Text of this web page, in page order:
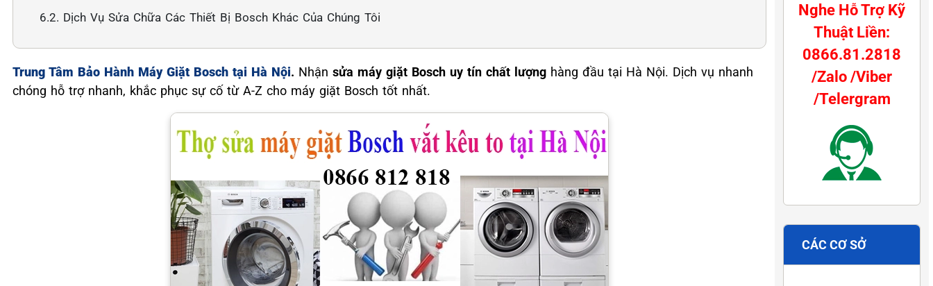
6.2. Dịch Vụ Sửa Chữa Các Thiết Bị Bosch Khác Của Chúng Tôi
Trung Tâm Bảo Hành Máy Giặt Bosch tại Hà Nội. Nhận sửa máy giặt Bosch uy tín chất lượng hàng đầu tại Hà Nội. Dịch vụ nhanh
chóng hỗ trợ nhanh, khắc phục sự cố từ A-Z cho máy giặt Bosch tốt nhất.
Nghe Hỗ Trợ Kỹ
Thuật Liền:
0866.81.2818
/Zalo /Viber
/Telergram
CÁC CƠ SỞ